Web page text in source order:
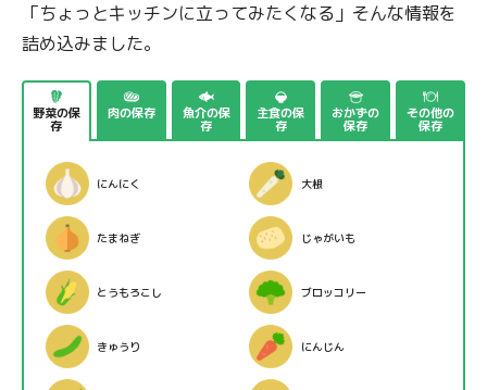
「ちょっとキッチンに立ってみたくなる」そんな情報を
詰め込みました。
野菜の保
存
肉の保存 魚介の保
存
主食の保
存
おかずの
保存
その他の
保存
にんにく 大根
たまねぎ じゃがいも
とうもろこし ブロッコリー
きゅうり にんじん